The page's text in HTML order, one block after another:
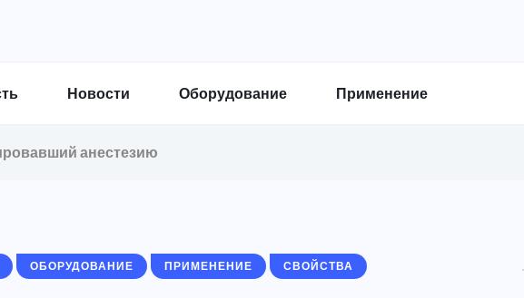
Новости Оборудование Применение
анестезию
ОБОРУДОВАНИЕ ПРИМЕНЕНИЕ СВОЙСТВА